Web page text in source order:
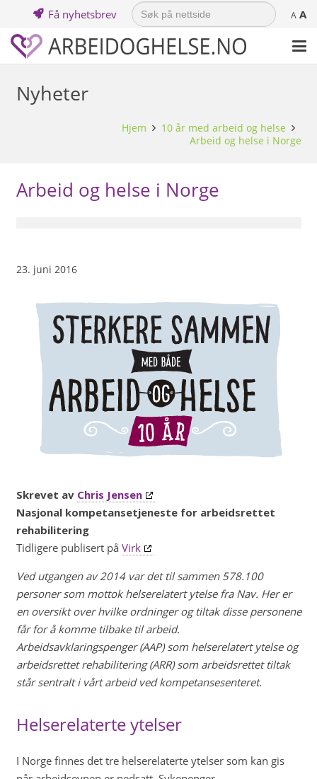
Få nyhetsbrev
Search
for: A A
Nyheter
Hjem
10 år med arbeid og helse
Arbeid og helse i Norge
Arbeid og helse i Norge
23. juni 2016
Skrevet av Chris Jensen
Nasjonal kompetansetjeneste for arbeidsrettet
rehabilitering
Tidligere publisert på Virk
Ved utgangen av 2014 var det til sammen 578.100
personer som mottok helserelatert ytelse fra Nav. Her er
en oversikt over hvilke ordninger og tiltak disse personene
får for å komme tilbake til arbeid.
Arbeidsavklaringspenger (AAP) som helserelatert ytelse og
arbeidsrettet rehabilitering (ARR) som arbeidsrettet tiltak
står sentralt i vårt arbeid ved kompetansesenteret.
Helserelaterte ytelser
I Norge finnes det tre helserelaterte ytelser som kan gis